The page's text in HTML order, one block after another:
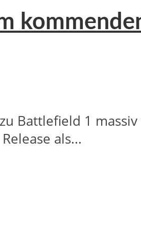
Battlefield 1
als...